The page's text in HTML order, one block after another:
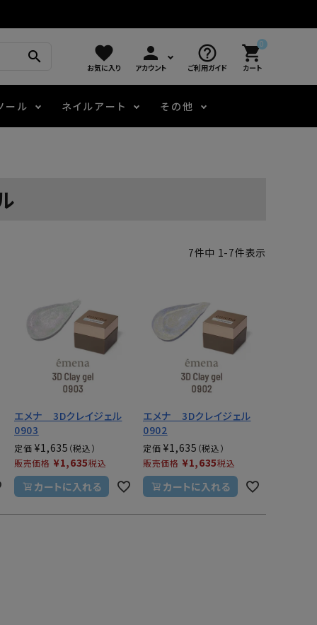
search favorite
お気に入り
person
アカウント
help_outline
ご利用ガイド
0
shopping_cart
カート
ール ネイルアート その他
7件中 1-7件表示
エメナ 3Dクレイジェル
0903
定価 ¥1,635
販売価格 ¥1,635税込
カートに入れる
エメナ 3Dクレイジェル
0902
定価 ¥1,635
販売価格 ¥1,635税込
カートに入れる